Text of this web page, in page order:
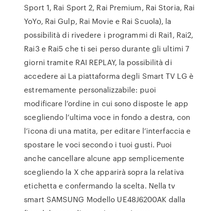
Sport 1, Rai Sport 2, Rai Premium, Rai Storia, Rai
YoYo, Rai Gulp, Rai Movie e Rai Scuola), la
possibilità di rivedere i programmi di Rai1, Rai2,
Rai3 e Rai5 che ti sei perso durante gli ultimi 7
giorni tramite RAI REPLAY, la possibilità di
accedere ai La piattaforma degli Smart TV LG è
estremamente personalizzabile: puoi
modificare l’ordine in cui sono disposte le app
scegliendo l’ultima voce in fondo a destra, con
l’icona di una matita, per editare l’interfaccia e
spostare le voci secondo i tuoi gusti. Puoi
anche cancellare alcune app semplicemente
scegliendo la X che apparirà sopra la relativa
etichetta e confermando la scelta. Nella tv
smart SAMSUNG Modello UE48J6200AK dalla